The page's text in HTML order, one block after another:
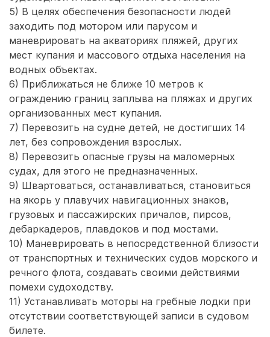
5) В целях обеспечения безопасности людей
заходить под мотором или парусом и
маневрировать на акваториях пляжей, других
мест купания и массового отдыха населения на
водных объектах.
6) Приближаться не ближе 10 метров к
ограждению границ заплыва на пляжах и других
организованных мест купания.
7) Перевозить на судне детей, не достигших 14
лет, без сопровождения взрослых.
8) Перевозить опасные грузы на маломерных
судах, для этого не предназначенных.
9) Швартоваться, останавливаться, становиться
на якорь у плавучих навигационных знаков,
грузовых и пассажирских причалов, пирсов,
дебаркадеров, плавдоков и под мостами.
10) Маневрировать в непосредственной близости
от транспортных и технических судов морского и
речного флота, создавать своими действиями
помехи судоходству.
11) Устанавливать моторы на гребные лодки при
отсутствии соответствующей записи в судовом
билете.